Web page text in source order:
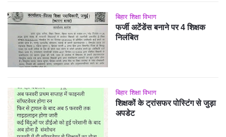
बिहार शिक्षा विभाग
फर्जी अटेंडेंस बनाने पर 4 शिक्षक
निलंबित
बिहार शिक्षा विभाग
शिक्षकों के ट्रांसफर पोस्टिंग से जुड़ा
अपडेट